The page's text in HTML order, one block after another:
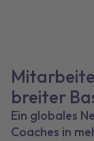
breiter
Ein globales
Coaches in